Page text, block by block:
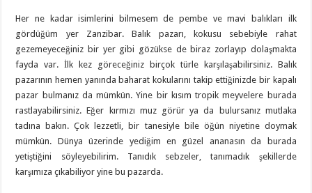
Her ne kadar isimlerini bilmesem de pembe ve mavi balıkları ilk
gördüğüm yer Zanzibar. Balık pazarı, kokusu sebebiyle rahat
gezemeyeceğiniz bir yer gibi gözükse de biraz zorlayıp dolaşmakta
fayda var. İlk kez göreceğiniz birçok türle karşılaşabilirsiniz. Balık
pazarının hemen yanında baharat kokularını takip ettiğinizde bir kapalı
pazar bulmanız da mümkün. Yine bir kısım tropik meyvelere burada
rastlayabilirsiniz. Eğer kırmızı muz görür ya da bulursanız mutlaka
tadına bakın. Çok lezzetli, bir tanesiyle bile öğün niyetine doymak
mümkün. Dünya üzerinde yediğim en güzel ananasın da burada
yetiştiğini söyleyebilirim. Tanıdık sebzeler, tanımadık şekillerde
karşımıza çıkabiliyor yine bu pazarda.